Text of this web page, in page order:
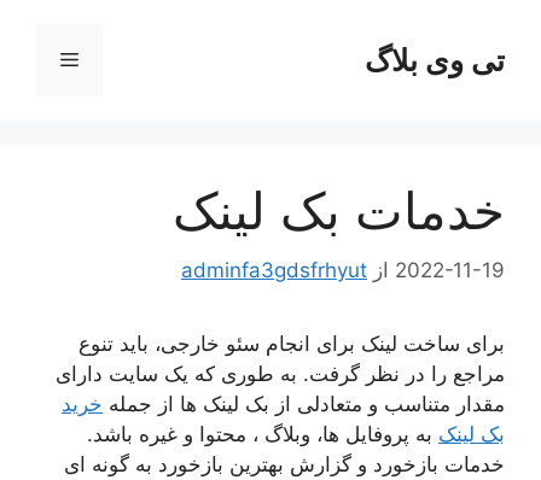
محتواتی وی بلاگ فهرست
خدمات بک لینک
2022-11-19 از adminfa3gdsfrhyut
برای ساخت لینک برای انجام سئو خارجی، باید تنوع
مراجع را در نظر گرفت. به طوری که یک سایت دارای
مقدار متناسب و متعادلی از بک لینک ها از جمله خرید
بک لینک به پروفایل ها، وبلاگ ، محتوا و غیره باشد.
خدمات بازخورد و گزارش بهترین بازخورد به گونه ای